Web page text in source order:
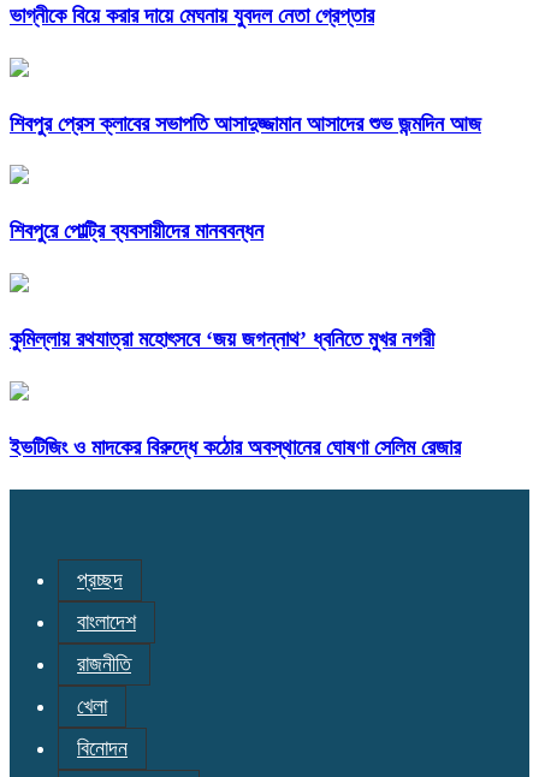
ভাগ্নীকে বিয়ে করার দায়ে মেঘনায় যুবদল নেতা গ্রেপ্তার
শিবপুর প্রেস ক্লাবের সভাপতি আসাদুজ্জামান আসাদের শুভ জন্মদিন আজ
শিবপুরে পোল্ট্রি ব্যবসায়ীদের মানববন্ধন
কুমিল্লায় রথযাত্রা মহোৎসবে ‘জয় জগন্নাথ’ ধ্বনিতে মুখর নগরী
ইভটিজিং ও মাদকের বিরুদ্ধে কঠোর অবস্থানের ঘোষণা সেলিম রেজার
প্রচ্ছদ
বাংলাদেশ
রাজনীতি
খেলা
বিনোদন